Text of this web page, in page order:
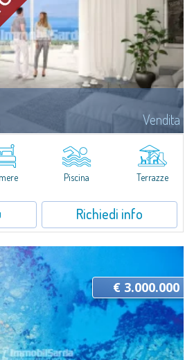
Vendita
e riservata, Villa Indaco è una splendida
che unisce ampi spazi interni a zone
offrire comfort e...
Piscina Terrazze
Richiedi info
€ 3.000.000